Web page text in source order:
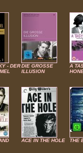
- DERDIE GROSSE
ILLUSION
A
ACE IN THE HOLE THE